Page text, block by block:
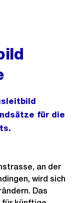
für die
an der
wird sich
Das